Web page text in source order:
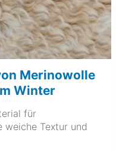
Merinowolle
Winter
für
weiche Textur und